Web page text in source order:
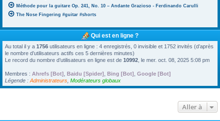
Méthode pour la guitare Op. 241, No. 10 – Andante Grazioso - Ferdinando Carulli
The Nose Fingering #guitar #shorts
Qui est en ligne ?
Au total il y a 1756 utilisateurs en ligne : 4 enregistrés, 0 invisible et 1752 invités (d’après
le nombre d’utilisateurs actifs ces 5 dernières minutes)
Le record du nombre d’utilisateurs en ligne est de 10992 , le mer. oct. 08, 2025 5:08 pm
Membres : Ahrefs [Bot] Baidu [Spider] Bing [Bot] Google [Bot]
Légende : Administrateurs Modérateurs globaux
Aller à